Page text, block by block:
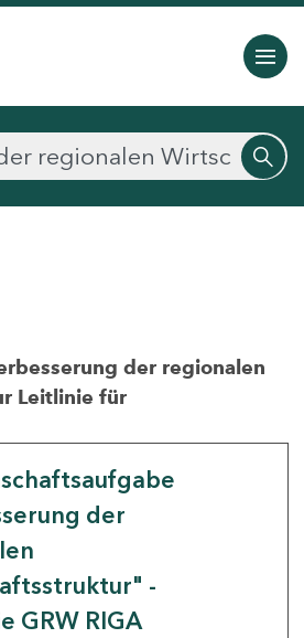
der regionalen
Leitlinie für
der
-
GRW RIGA